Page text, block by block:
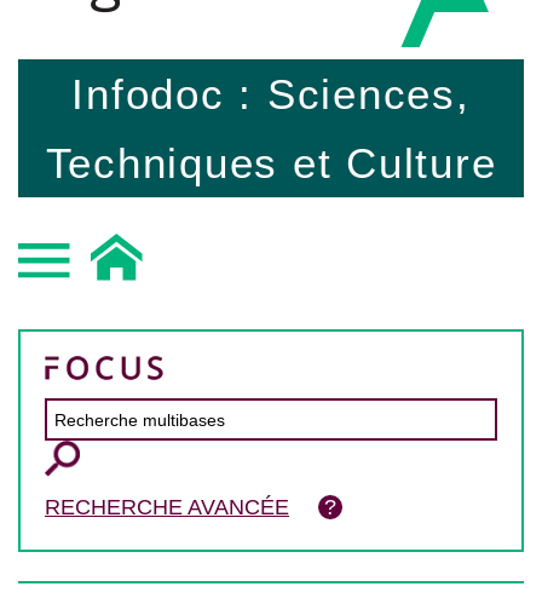
Infodoc : Sciences,
Techniques et Culture
RECHERCHE AVANCÉE